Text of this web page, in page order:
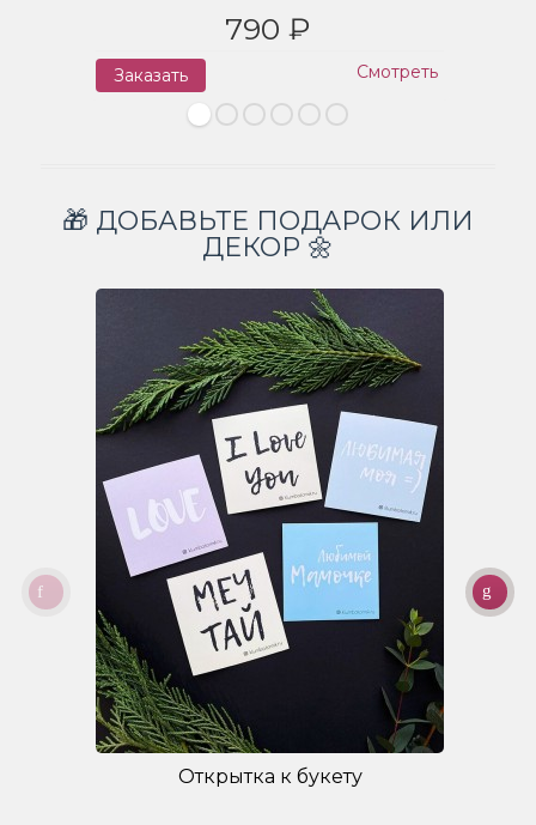
790 ₽
Заказать Смотреть
🎁 ДОБАВЬТЕ ПОДАРОК ИЛИ
ДЕКОР 🌼
Открытка к букету